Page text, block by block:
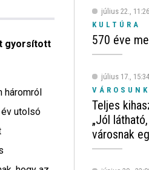
gyorsított
utolsó
július 22., 11:26
KULTÚRA
570 éve
július 17., 15:34
Teljes
„Jól
városnak